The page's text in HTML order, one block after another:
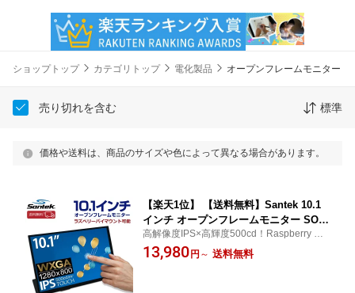
ショップトップ カテゴリトップ 電化製品 オープンフレームモニター
売り切れを含む 標準
価格や送料は、商品のサイズや色によって異なる場合があります。
【楽天1位】 【送料無料】Santek 10.1
インチ オープンフレームモニター SOF
01010A1B 高解像度1280×800 IPS液晶 5
点マルチタッチ Raspberry Pi/Jetson N
高解像度IPS×高輝度500cd！Raspberry Pi
を直マウントできる開発・組込向け10.1イ
ンチタッチモニター。産業用モニター 組込
13,980 円 ～ 送料無料